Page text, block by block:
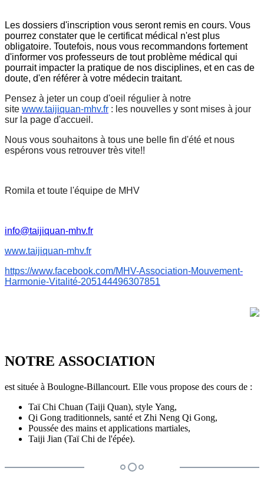
Les dossiers d'inscription vous seront remis en cours. Vous
pourrez constater que le certificat médical n'est plus
obligatoire. Toutefois, nous vous recommandons fortement
d'informer vos professeurs de tout problème médical qui
pourrait impacter la pratique de nos disciplines, et en cas de
doute, d'en référer à votre médecin traitant.
Pensez à jeter un coup d'oeil régulier à notre
site www.taijiquan-mhv.fr : les nouvelles y sont mises à jour
sur la page d'accueil.
Nous vous souhaitons à tous une belle fin d'été et nous
espérons vous retrouver très vite!!
Romila et toute l'équipe de MHV
info@taijiquan-mhv.fr
www.taijiquan-mhv.fr
https://www.facebook.com/MHV-Association-Mouvement-
Harmonie-Vitalité-205144496307851
NOTRE ASSOCIATION
est située à Boulogne-Billancourt. Elle vous propose des cours de :
Taï Chi Chuan (Taiji Quan), style Yang,
Qi Gong traditionnels, santé et Zhi Neng Qi Gong,
Poussée des mains et applications martiales,
Taiji Jian (Taï Chi de l'épée).